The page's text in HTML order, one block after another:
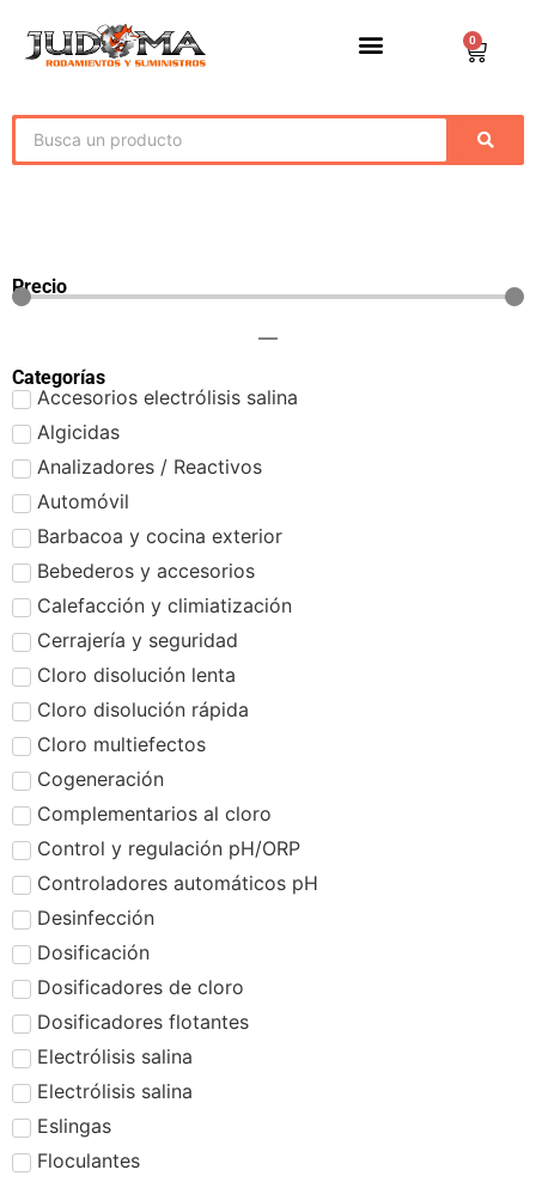
0
Precio
—
Categorías
Accesorios electrólisis salina
Algicidas
Analizadores / Reactivos
Automóvil
Barbacoa y cocina exterior
Bebederos y accesorios
Calefacción y climiatización
Cerrajería y seguridad
Cloro disolución lenta
Cloro disolución rápida
Cloro multiefectos
Cogeneración
Complementarios al cloro
Control y regulación pH/ORP
Controladores automáticos pH
Desinfección
Dosificación
Dosificadores de cloro
Dosificadores flotantes
Electrólisis salina
Electrólisis salina
Eslingas
Floculantes